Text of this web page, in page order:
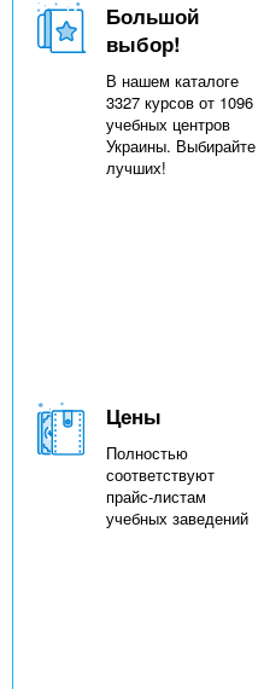
Большой
выбор!
В нашем каталоге
3327 курсов от 1096
учебных центров
Украины. Выбирайте
лучших!
Цены
Полностью
соответствуют
прайс-листам
учебных заведений